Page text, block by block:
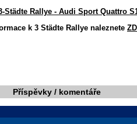
Städte Rallye - Audi Sport Quattro
k 3 Städte Rallye naleznete
Příspěvky / komentáře